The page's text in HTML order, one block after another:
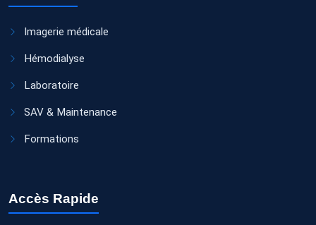
Imagerie médicale
Hémodialyse
Laboratoire
SAV & Maintenance
Formations
Accès Rapide